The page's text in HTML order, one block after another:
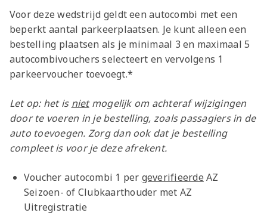
Voor deze wedstrijd geldt een autocombi met een
beperkt aantal parkeerplaatsen. Je kunt alleen een
bestelling plaatsen als je minimaal 3 en maximaal 5
autocombivouchers selecteert en vervolgens 1
parkeervoucher toevoegt.*
Let op: het is nietmogelijk om achteraf wijzigingen
door te voeren in je bestelling, zoals passagiers in de
auto toevoegen. Zorg dan ook dat je bestelling
compleet is voor je deze afrekent.
Voucher autocombi 1 per geverifieerde AZ
Seizoen- of Clubkaarthouder met AZ
Uitregistratie